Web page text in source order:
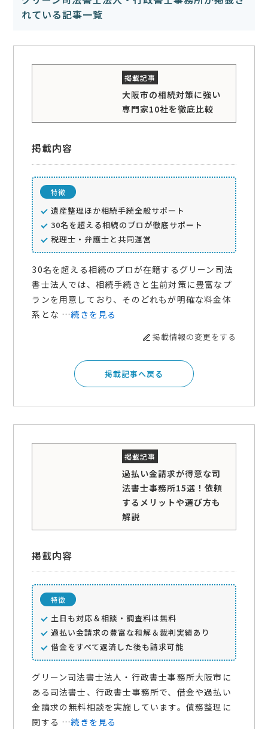
れている記事一覧
大阪市の相続対策に強い
専門家10社を徹底比較
掲載内容
特徴
遺産整理ほか相続手続全般サポート
30名を超える相続のプロが徹底サポート
税理士・弁護士と共同運営
30名を超える相続のプロが在籍するグリーン司法
書士法人では、相続手続きと生前対策に豊富なプ
ランを用意しており、そのどれもが明確な料金体
系とな …続きを見る
掲載情報の変更をする
掲載記事へ戻る
過払い金請求が得意な司
法書士事務所15選！依頼
するメリットや選び方も
解説
掲載内容
特徴
土日も対応＆相談・調査料は無料
過払い金請求の豊富な和解＆裁判実績あり
借金をすべて返済した後も請求可能
グリーン司法書士法人・行政書士事務所大阪市に
ある司法書士、行政書士事務所で、借金や過払い
金請求の無料相談を実施しています。債務整理に
関する …続きを見る